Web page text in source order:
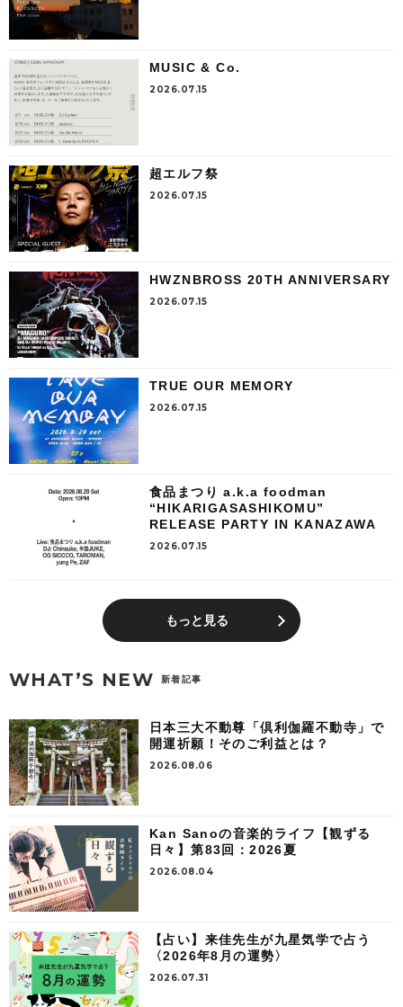
MUSIC & Co.
2026.07.15
超エルフ祭
2026.07.15
HWZNBROSS 20TH ANNIVERSARY
2026.07.15
TRUE OUR MEMORY
2026.07.15
食品まつり a.k.a foodman
“HIKARIGASASHIKOMU”
RELEASE PARTY IN KANAZAWA
2026.07.15
もっと見る
WHAT’S NEW 新着記事
日本三大不動尊「倶利伽羅不動寺」で
開運祈願！そのご利益とは？
2026.08.06
Kan Sanoの音楽的ライフ【観ずる
日々】第83回：2026夏
2026.08.04
【占い】来佳先生が九星気学で占う
〈2026年8月の運勢〉
2026.07.31